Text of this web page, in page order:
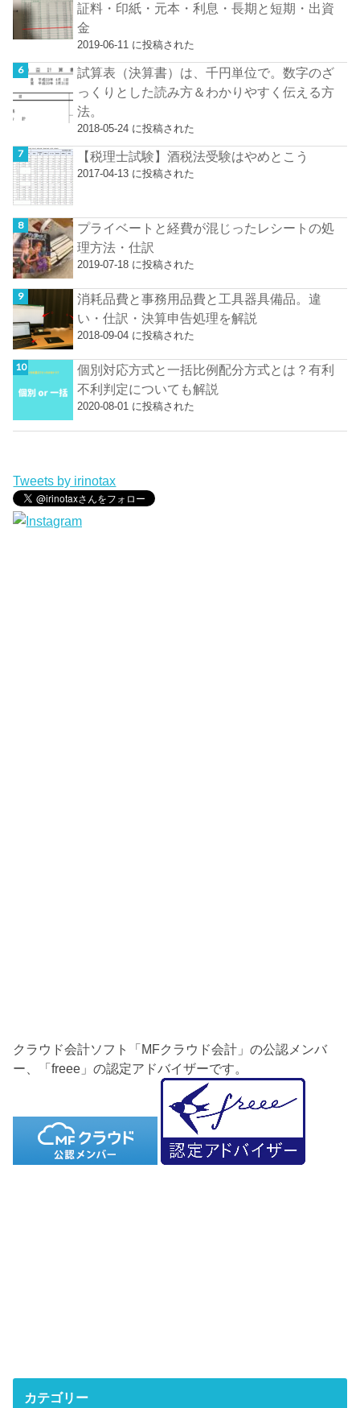
証料・印紙・元本・利息・長期と短期・出資
金
2019-06-11 に投稿された
試算表（決算書）は、千円単位で。数字のざ
っくりとした読み方＆わかりやすく伝える方
法。
2018-05-24 に投稿された
【税理士試験】酒税法受験はやめとこう
2017-04-13 に投稿された
プライベートと経費が混じったレシートの処
理方法・仕訳
2019-07-18 に投稿された
消耗品費と事務用品費と工具器具備品。違
い・仕訳・決算申告処理を解説
2018-09-04 に投稿された
個別対応方式と一括比例配分方式とは？有利
不利判定についても解説
2020-08-01 に投稿された
Tweets by irinotax
クラウド会計ソフト「MFクラウド会計」の公認メンバ
ー、「freee」の認定アドバイザーです。
カテゴリー